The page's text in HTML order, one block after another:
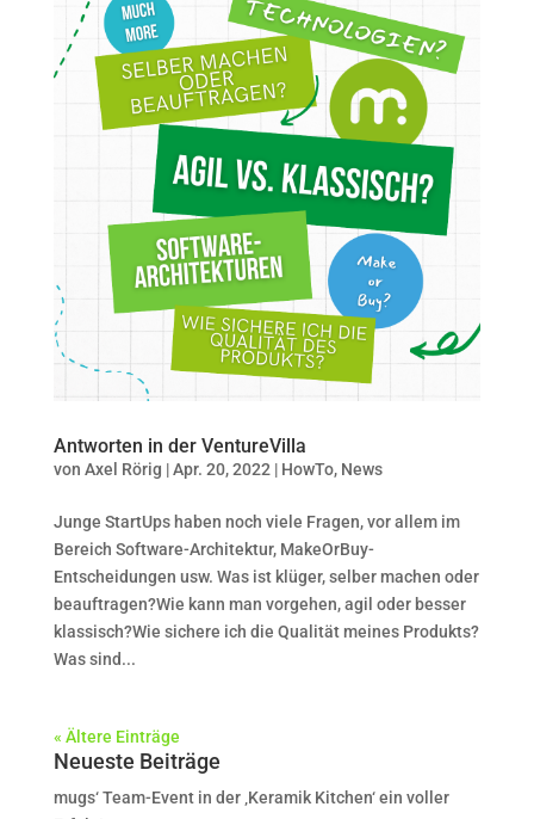
Antworten in der VentureVilla
von Axel Rörig |Apr. 20, 2022| HowTo, News
Junge StartUps haben noch viele Fragen, vor allem im
Bereich Software-Architektur, MakeOrBuy-
Entscheidungen usw. Was ist klüger, selber machen oder
beauftragen?Wie kann man vorgehen, agil oder besser
klassisch?Wie sichere ich die Qualität meines Produkts?
Was sind...
« Ältere Einträge
Neueste Beiträge
mugs‘ Team-Event in der ‚Keramik Kitchen‘ ein voller